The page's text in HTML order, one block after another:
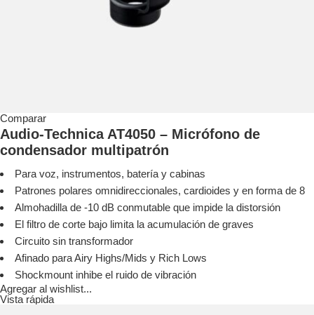
Comparar
Audio-Technica AT4050 – Micrófono de
condensador multipatrón
Para voz, instrumentos, batería y cabinas
Patrones polares omnidireccionales, cardioides y en forma de 8
Almohadilla de -10 dB conmutable que impide la distorsión
El filtro de corte bajo limita la acumulación de graves
Circuito sin transformador
Afinado para Airy Highs/Mids y Rich Lows
Shockmount inhibe el ruido de vibración
Agregar al wishlist...
Vista rápida